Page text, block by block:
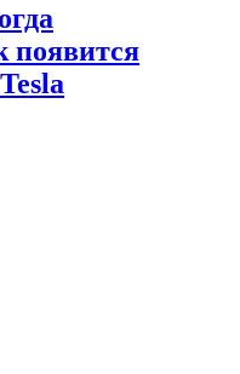
появится